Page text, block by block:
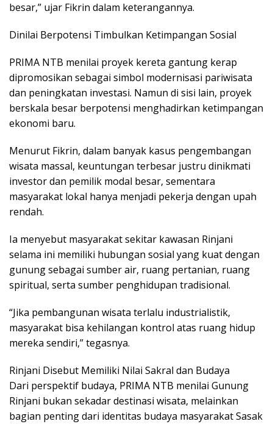
besar,” ujar Fikrin dalam keterangannya.
Dinilai Berpotensi Timbulkan Ketimpangan Sosial
PRIMA NTB menilai proyek kereta gantung kerap
dipromosikan sebagai simbol modernisasi pariwisata
dan peningkatan investasi. Namun di sisi lain, proyek
berskala besar berpotensi menghadirkan ketimpangan
ekonomi baru.
Menurut Fikrin, dalam banyak kasus pengembangan
wisata massal, keuntungan terbesar justru dinikmati
investor dan pemilik modal besar, sementara
masyarakat lokal hanya menjadi pekerja dengan upah
rendah.
Ia menyebut masyarakat sekitar kawasan Rinjani
selama ini memiliki hubungan sosial yang kuat dengan
gunung sebagai sumber air, ruang pertanian, ruang
spiritual, serta sumber penghidupan tradisional.
“Jika pembangunan wisata terlalu industrialistik,
masyarakat bisa kehilangan kontrol atas ruang hidup
mereka sendiri,” tegasnya.
Rinjani Disebut Memiliki Nilai Sakral dan Budaya
Dari perspektif budaya, PRIMA NTB menilai Gunung
Rinjani bukan sekadar destinasi wisata, melainkan
bagian penting dari identitas budaya masyarakat Sasak